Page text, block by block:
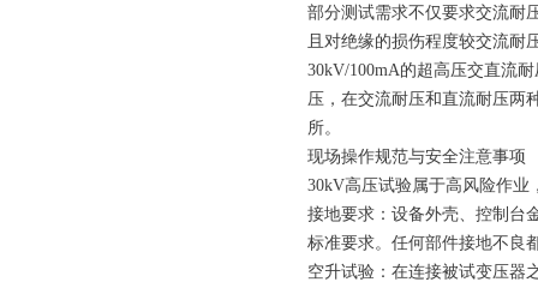
部分测试需求不仅要求交流耐
且对绝缘的损伤程度较交流耐
30kV/100mA的超高压交直流
压，在交流耐压和直流耐压两
所。
现场操作规范与安全注意事项
30kV高压试验属于高风险作
接地要求：设备外壳、控制台
标准要求。任何部件接地不良
空升试验：在连接被试变压器